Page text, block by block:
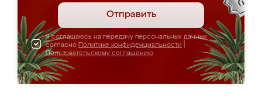
Отправить
Я соглашаюсь на передачу персональных данных
согласно Политике конфиденциальности
Пользовательскому соглашению